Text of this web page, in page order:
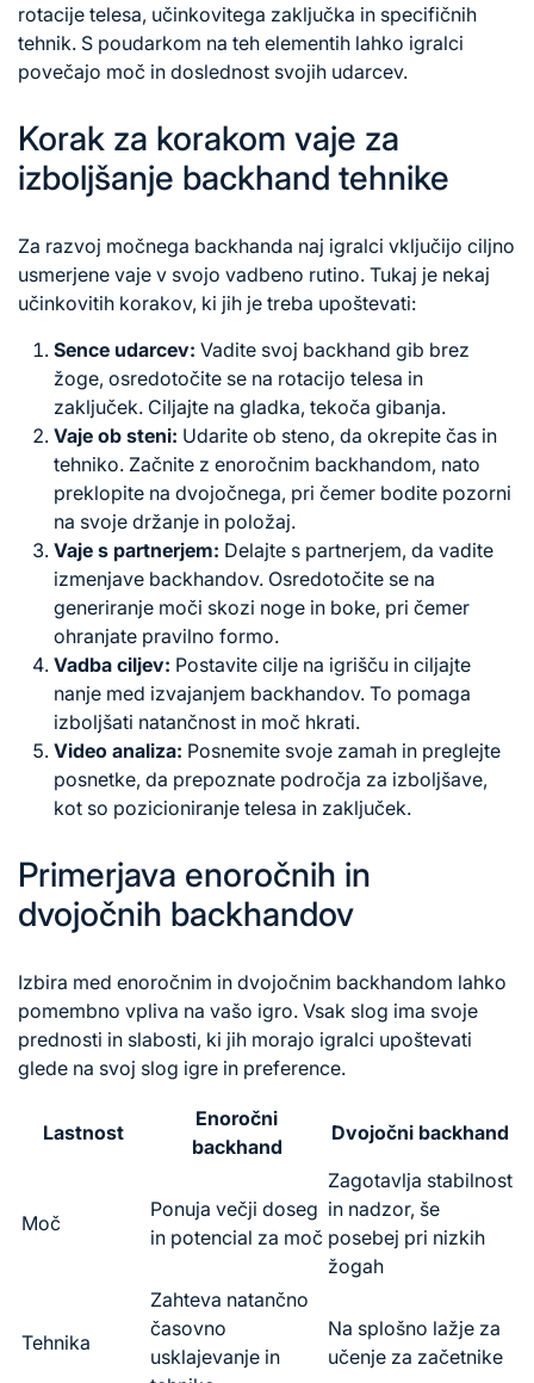
rotacije telesa, učinkovitega zaključka in specifičnih
tehnik. S poudarkom na teh elementih lahko igralci
povečajo moč in doslednost svojih udarcev.
Korak za korakom vaje za
izboljšanje backhand tehnike
Za razvoj močnega backhanda naj igralci vključijo ciljno
usmerjene vaje v svojo vadbeno rutino. Tukaj je nekaj
učinkovitih korakov, ki jih je treba upoštevati:
Sence udarcev: Vadite svoj backhand gib brez
žoge, osredotočite se na rotacijo telesa in
zaključek. Ciljajte na gladka, tekoča gibanja.
Vaje ob steni: Udarite ob steno, da okrepite čas in
tehniko. Začnite z enoročnim backhandom, nato
preklopite na dvojočnega, pri čemer bodite pozorni
na svoje držanje in položaj.
Vaje s partnerjem: Delajte s partnerjem, da vadite
izmenjave backhandov. Osredotočite se na
generiranje moči skozi noge in boke, pri čemer
ohranjate pravilno formo.
Vadba ciljev: Postavite cilje na igrišču in ciljajte
nanje med izvajanjem backhandov. To pomaga
izboljšati natančnost in moč hkrati.
Video analiza: Posnemite svoje zamah in preglejte
posnetke, da prepoznate področja za izboljšave,
kot so pozicioniranje telesa in zaključek.
Primerjava enoročnih in
dvojočnih backhandov
Izbira med enoročnim in dvojočnim backhandom lahko
pomembno vpliva na vašo igro. Vsak slog ima svoje
prednosti in slabosti, ki jih morajo igralci upoštevati
glede na svoj slog igre in preference.
Lastnost
Enoročni
backhand
Dvojočni backhand
Moč
Ponuja večji doseg
in potencial za moč
Zagotavlja stabilnost
in nadzor, še
posebej pri nizkih
žogah
Tehnika
Zahteva natančno
časovno
usklajevanje in
Na splošno lažje za
učenje za začetnike